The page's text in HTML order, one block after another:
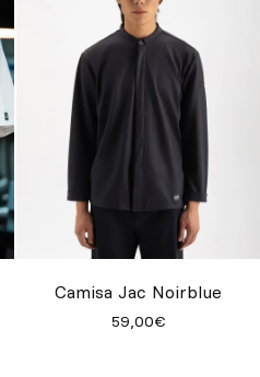
Camisa Jac Noirblue
59,00€